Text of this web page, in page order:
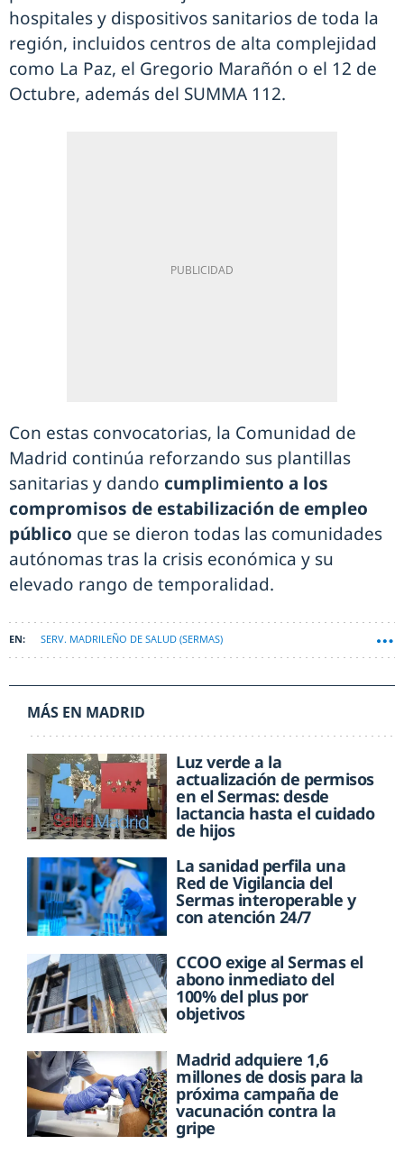
hospitales y dispositivos sanitarios de toda la
región, incluidos centros de alta complejidad
como La Paz, el Gregorio Marañón o el 12 de
Octubre, además del SUMMA 112.
Con estas convocatorias, la Comunidad de
Madrid continúa reforzando sus plantillas
sanitarias y dando cumplimiento a los
compromisos de estabilización de empleo
público que se dieron todas las comunidades
autónomas tras la crisis económica y su
elevado rango de temporalidad.
SERV. MADRILEÑO DE SALUD (SERMAS)
MÁS EN MADRID
Luz verde a la
actualización de permisos
en el Sermas: desde
lactancia hasta el cuidado
de hijos
La sanidad perfila una
Red de Vigilancia del
Sermas interoperable y
con atención 24/7
CCOO exige al Sermas el
abono inmediato del
100% del plus por
objetivos
Madrid adquiere 1,6
millones de dosis para la
próxima campaña de
vacunación contra la
gripe